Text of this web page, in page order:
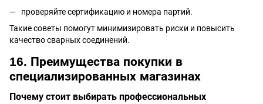
проверяйте сертификацию и номера партий.
Такие советы помогут минимизировать риски и повысить
качество сварных соединений.
16. Преимущества покупки в
специализированных магазинах
Почему стоит выбирать профессиональных